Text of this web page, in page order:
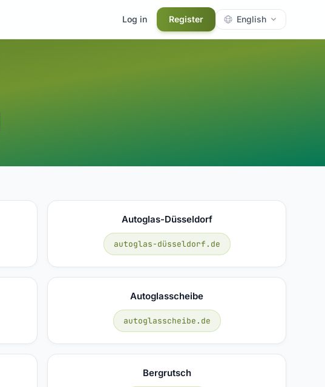
Log in Register English
Autoglas-Düsseldorf
autoglas-düsseldorf.de
Autoglasscheibe
autoglasscheibe.de
Bergrutsch